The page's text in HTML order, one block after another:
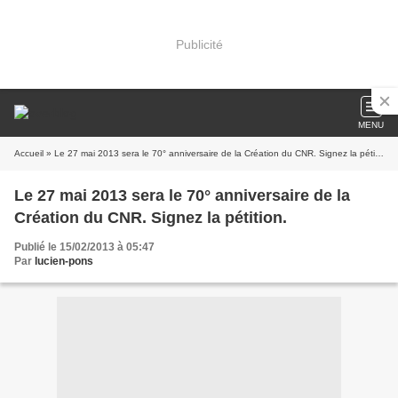
Publicité
MENU
Accueil » Le 27 mai 2013 sera le 70° anniversaire de la Création du CNR. Signez la pétition.
Le 27 mai 2013 sera le 70° anniversaire de la
Création du CNR. Signez la pétition.
Publié le 15/02/2013 à 05:47
Par lucien-pons